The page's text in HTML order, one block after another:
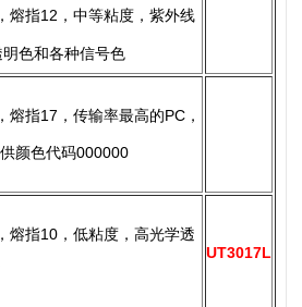
熔指12，中等粘度， 紫外线
色和各种信号色
熔指17，传输率最高的PC，
颜色代码000000
熔指10，低粘度，高光学透
UT3017L